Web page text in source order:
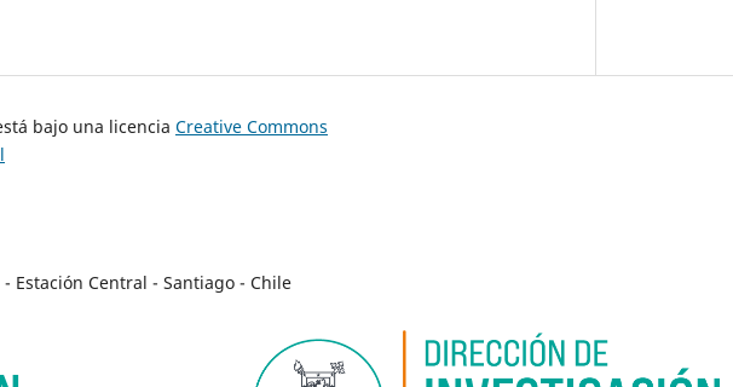
bajo una licencia Creative Commons
Estación Central - Santiago - Chile